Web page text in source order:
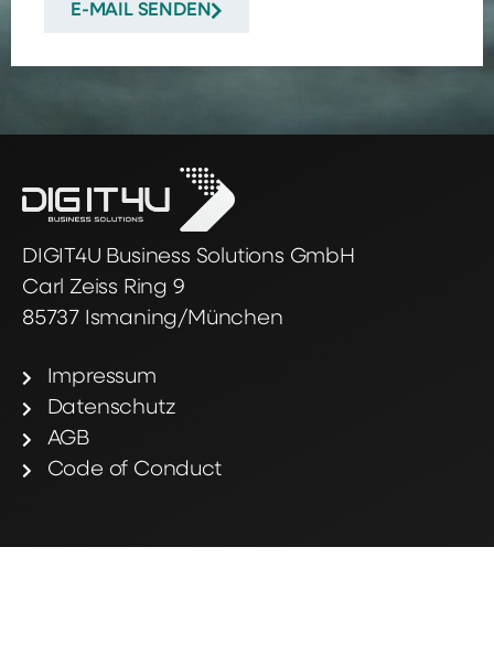
E-MAIL SENDEN
DIGIT4U Business Solutions GmbH
Carl Zeiss Ring 9
85737 Ismaning/München
Impressum
Datenschutz
AGB
Code of Conduct